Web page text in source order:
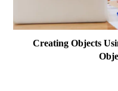
Creating Objects